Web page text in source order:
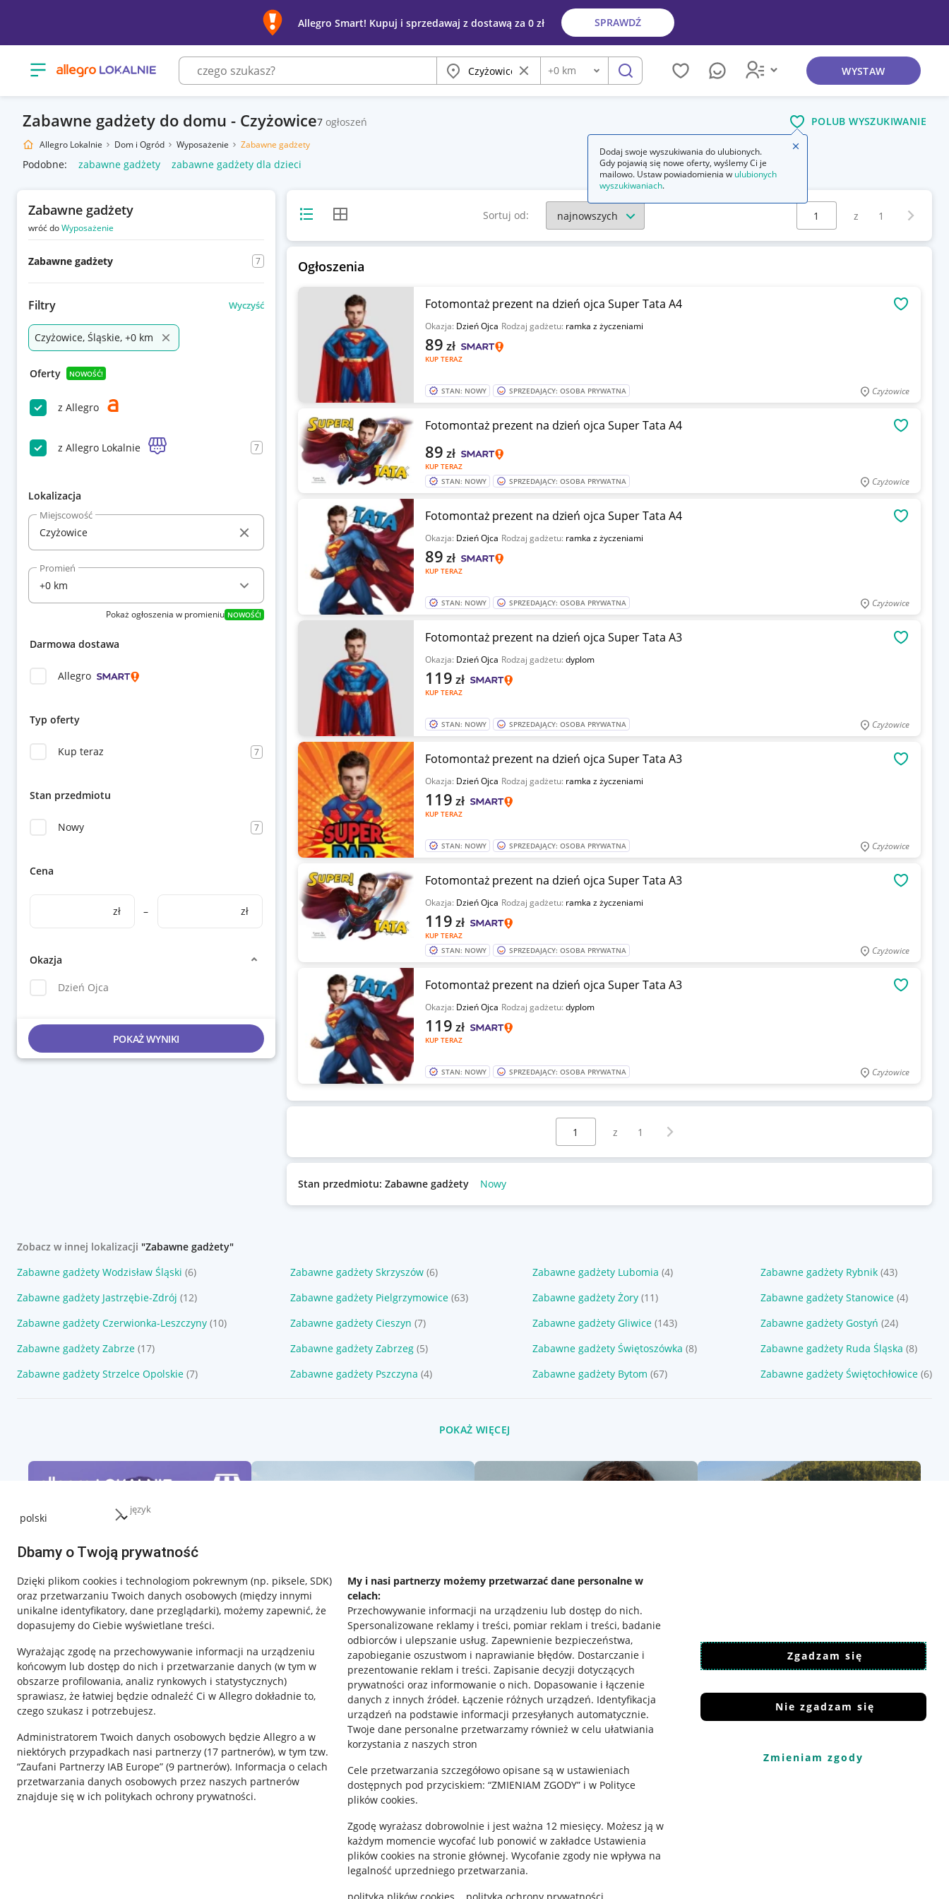
język
Dbamy o Twoją prywatność
Dzięki plikom cookies i technologiom pokrewnym (np. piksele, SDK)
oraz przetwarzaniu Twoich danych osobowych (między innymi
unikalne identyfikatory, dane przeglądarki), możemy zapewnić, że
dopasujemy do Ciebie wyświetlane treści.
Wyrażając zgodę na przechowywanie informacji na urządzeniu
końcowym lub dostęp do nich i przetwarzanie danych (w tym w
obszarze profilowania, analiz rynkowych i statystycznych)
sprawiasz, że łatwiej będzie odnaleźć Ci w Allegro dokładnie to,
czego szukasz i potrzebujesz.
Administratorem Twoich danych osobowych będzie Allegro a w
niektórych przypadkach nasi partnerzy (17 partnerów), w tym tzw.
“Zaufani Partnerzy IAB Europe” (9 partnerów). Informacja o celach
przetwarzania danych osobowych przez naszych partnerów
znajduje się w ich politykach ochrony prywatności.
My i nasi partnerzy możemy przetwarzać dane personalne w
celach:
Przechowywanie informacji na urządzeniu lub dostęp do nich.
Spersonalizowane reklamy i treści, pomiar reklam i treści, badanie
odbiorców i ulepszanie usług. Zapewnienie bezpieczeństwa,
zapobieganie oszustwom i naprawianie błędów. Dostarczanie i
prezentowanie reklam i treści. Zapisanie decyzji dotyczących
prywatności oraz informowanie o nich. Dopasowanie i łączenie
danych z innych źródeł. Łączenie różnych urządzeń. Identyfikacja
urządzeń na podstawie informacji przesyłanych automatycznie.
Twoje dane personalne przetwarzamy również w celu ułatwiania
korzystania z naszych stron
Cele przetwarzania szczegółowo opisane są w ustawieniach
dostępnych pod przyciskiem: “ZMIENIAM ZGODY” i w Polityce
plików cookies.
Zgodę wyrażasz dobrowolnie i jest ważna 12 miesięcy. Możesz ją w
każdym momencie wycofać lub ponowić w zakładce Ustawienia
plików cookies na stronie głównej. Wycofanie zgody nie wpływa na
legalność uprzedniego przetwarzania.
Zgadzam się
Nie zgadzam się
Zmieniam zgody
Allegro Smart! Kupuj i sprzedawaj z dostawą za 0 zł SPRAWDŹ
Otwórz menu z kategoriami Miasto Wyczyść frazę
Odległość
+0 km szukaj WYSTAW
Zabawne gadżety do domu - Czyżowice7 ogłoszeń POLUB WYSZUKIWANIE
Allegro Lokalnie Dom i Ogród Wyposażenie Zabawne gadżety
Podobne: zabawne gadżety zabawne gadżety dla dzieci
Zabawne gadżety
wróć doWyposażenie
Zabawne gadżety 7
Filtry Wyczyść
Czyżowice, Śląskie, +0 km
Oferty NOWOŚĆ!
z Allegro
z Allegro Lokalnie 7
Lokalizacja
Miejscowość
Promień
Pokaż ogłoszenia w promieniu NOWOŚĆ!
Darmowa dostawa
Allegro
Typ oferty
Kup teraz 7
Stan przedmiotu
Nowy 7
Cena
zł – zł
Okazja
Dzień Ojca
POKAŻ WYNIKI
Widok listyWidok siatki Sortuj od:
Wybierz stronę:
z 1
Ogłoszenia
Fotomontaż prezent na dzień ojca Super Tata A4
Okazja: Dzień Ojca Rodzaj gadżetu: ramka z życzeniami
KUP TERAZ
89 zł
STAN: NOWY SPRZEDAJĄCY: OSOBA PRYWATNA Czyżowice
Fotomontaż prezent na dzień ojca Super Tata A4
KUP TERAZ
89 zł
STAN: NOWY SPRZEDAJĄCY: OSOBA PRYWATNA Czyżowice
Fotomontaż prezent na dzień ojca Super Tata A4
Okazja: Dzień Ojca Rodzaj gadżetu: ramka z życzeniami
KUP TERAZ
89 zł
STAN: NOWY SPRZEDAJĄCY: OSOBA PRYWATNA Czyżowice
Fotomontaż prezent na dzień ojca Super Tata A3
Okazja: Dzień Ojca Rodzaj gadżetu:dyplom
KUP TERAZ
119 zł
STAN: NOWY SPRZEDAJĄCY: OSOBA PRYWATNA Czyżowice
Fotomontaż prezent na dzień ojca Super Tata A3
Okazja: Dzień Ojca Rodzaj gadżetu: ramka z życzeniami
KUP TERAZ
119 zł
STAN: NOWY SPRZEDAJĄCY: OSOBA PRYWATNA Czyżowice
Fotomontaż prezent na dzień ojca Super Tata A3
Okazja: Dzień Ojca Rodzaj gadżetu: ramka z życzeniami
KUP TERAZ
119 zł
STAN: NOWY SPRZEDAJĄCY: OSOBA PRYWATNA Czyżowice
Fotomontaż prezent na dzień ojca Super Tata A3
Okazja: Dzień Ojca Rodzaj gadżetu:dyplom
KUP TERAZ
119 zł
STAN: NOWY SPRZEDAJĄCY: OSOBA PRYWATNA Czyżowice
Wybierz stronę:
z 1 Następna strona
Stan przedmiotu: Zabawne gadżety Nowy
Zobacz w innej lokalizacji "Zabawne gadżety"
Zabawne gadżety Wodzisław Śląski (6) Zabawne gadżety Skrzyszów (6) Zabawne gadżety Lubomia (4) Zabawne gadżety Rybnik (43)
Zabawne gadżety Jastrzębie-Zdrój (12) Zabawne gadżety Pielgrzymowice (63) Zabawne gadżety Żory (11) Zabawne gadżety Stanowice (4)
Zabawne gadżety Czerwionka-Leszczyny (10) Zabawne gadżety Cieszyn (7) Zabawne gadżety Gliwice (143) Zabawne gadżety Gostyń (24)
Zabawne gadżety Zabrze (17) Zabawne gadżety Zabrzeg (5) Zabawne gadżety Świętoszówka (8) Zabawne gadżety Ruda Śląska (8)
Zabawne gadżety Strzelce Opolskie (7) Zabawne gadżety Pszczyna (4) Zabawne gadżety Bytom (67) Zabawne gadżety Świętochłowice (6)
POKAŻ WIĘCEJ
Nawigacja
Przydatne informacje
Jak to działa
Napisz do nas
Allegro Gadane dla sprzedających
Regulamin
Polityka plików "cookies"
Ustawienia plików "cookies"
Udostępnianie lokalizacji
Informacje dla Aktu o Usługach Cyfrowych
Pobierz aplikację
Dodaj swoje wyszukiwania do ulubionych.
Gdy pojawią się nowe oferty, wyślemy Ci je
mailowo. Ustaw powiadomienia w ulubionych
wyszukiwaniach.
Zamknij wskazówkę